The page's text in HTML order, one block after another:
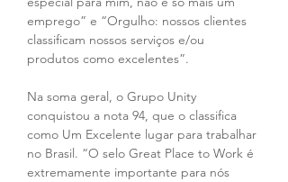
emprego” e “Orgulho: nossos clientes
classificam nossos serviços e/ou
produtos como excelentes”.
Na soma geral, o Grupo Unity
conquistou a nota 94, que o classifica
como Um Excelente lugar para trabalhar
no Brasil. “O selo Great Place to Work é
extremamente importante para nós